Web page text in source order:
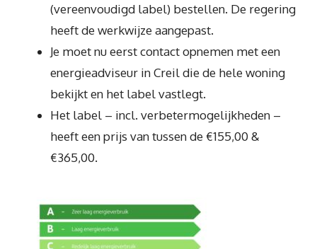
(vereenvoudigd label) bestellen. De regering
heeft de werkwijze aangepast.
Je moet nu eerst contact opnemen met een
energieadviseur in Creil die de hele woning
bekijkt en het label vastlegt.
Het label – incl. verbetermogelijkheden –
heeft een prijs van tussen de €155,00 &
€365,00.